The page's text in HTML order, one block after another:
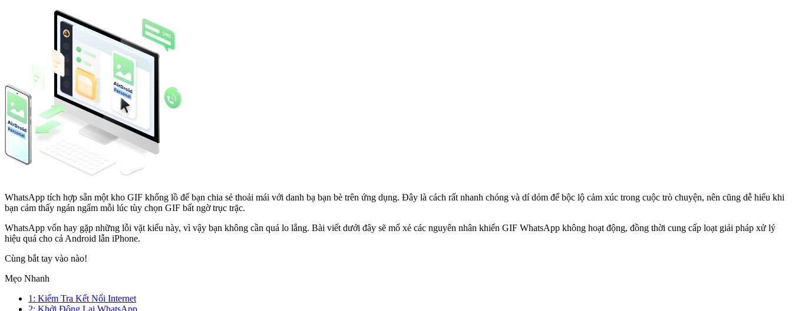
WhatsApp tích hợp sẵn một kho GIF khổng lồ để bạn chia sẻ thoải mái với danh bạ bạn bè trên ứng dụng. Đây là cách rất nhanh chóng và dí dỏm để bộc lộ cảm xúc trong cuộc trò chuyện, nên cũng dễ hiểu khi
bạn cảm thấy ngán ngẩm mỗi lúc tùy chọn GIF bất ngờ trục trặc.
WhatsApp vốn hay gặp những lỗi vặt kiểu này, vì vậy bạn không cần quá lo lắng. Bài viết dưới đây sẽ mổ xẻ các nguyên nhân khiến GIF WhatsApp không hoạt động, đồng thời cung cấp loạt giải pháp xử lý
hiệu quả cho cả Android lẫn iPhone.
Cùng bắt tay vào nào!
Mẹo Nhanh
1: Kiểm Tra Kết Nối Internet
2: Khởi Động Lại WhatsApp